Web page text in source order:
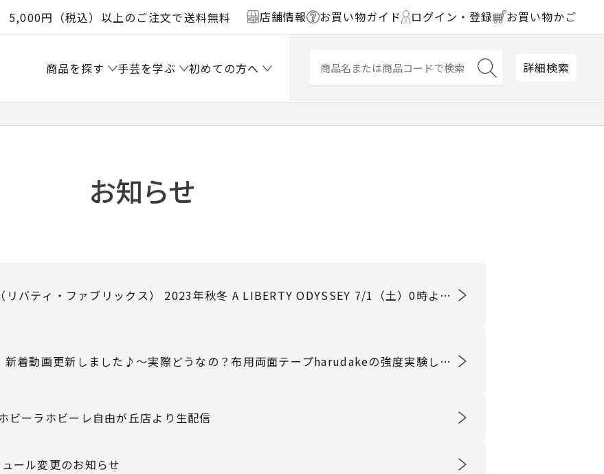
5,000円（税込）以上のご注文で送料無料 店舗情報 お買い物ガイド ログイン・登録 お買い物かご
商品を探す 手芸を学ぶ 初めての方へ 詳細検索
お知らせ
リバティ・ファブリックス） 2023年秋冬 A LIBERTY ODYSSEY 7/1（土）0時より
新着動画更新しました♪～実際どうなの？布用両面テープharudakeの強度実験して
ビーラホビーレ自由が丘店より生配信
ール変更のお知らせ